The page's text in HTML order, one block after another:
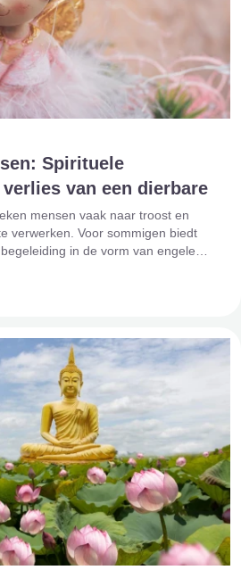
Spirituele
van een dierbare
mensen vaak naar troost en
verwerken. Voor sommigen biedt
in de vorm van engelen